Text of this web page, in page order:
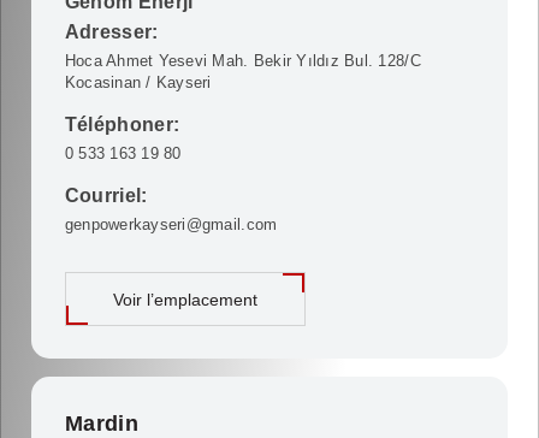
Adresser:
Hoca Ahmet Yesevi Mah. Bekir Yıldız Bul. 128/C
Kocasinan / Kayseri
Téléphoner:
0 533 163 19 80
Courriel:
genpowerkayseri@gmail.com
Voir l’emplacement
Mardin